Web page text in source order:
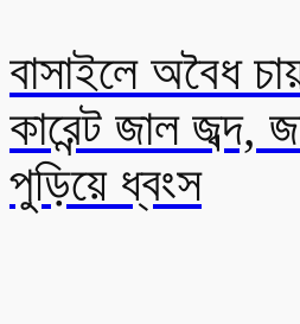
বাসাইলে অবৈধ
কারেন্ট জাল জব্দ,
পুড়িয়ে ধ্বংস